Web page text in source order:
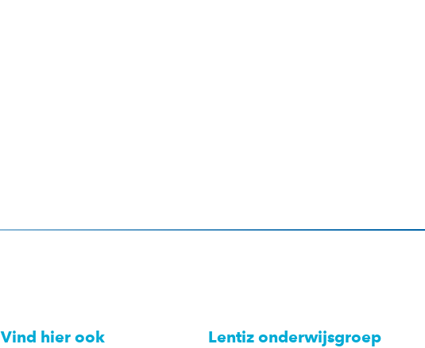
Vind hier ook Lentiz onderwijsgroep